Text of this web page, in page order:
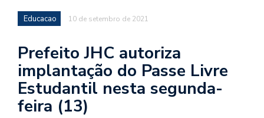
Educacao 10 de setembro de 2021
Prefeito JHC autoriza
implantação do Passe Livre
Estudantil nesta segunda-
feira (13)